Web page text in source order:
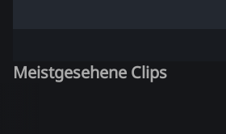
Meistgesehene Clips